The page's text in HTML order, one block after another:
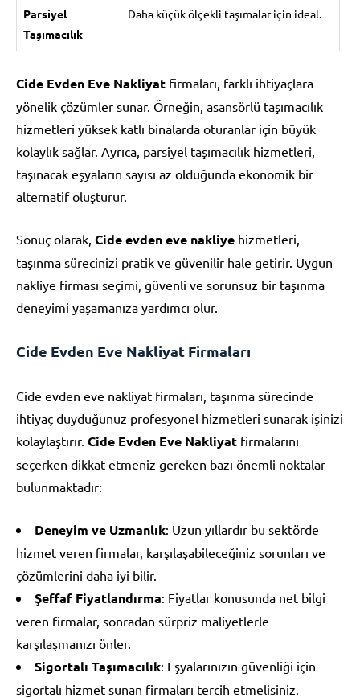
Parsiyel
Taşımacılık
Daha küçük ölçekli taşımalar için ideal.
Cide Evden Eve Nakliyat firmaları, farklı ihtiyaçlara
yönelik çözümler sunar. Örneğin, asansörlü taşımacılık
hizmetleri yüksek katlı binalarda oturanlar için büyük
kolaylık sağlar. Ayrıca, parsiyel taşımacılık hizmetleri,
taşınacak eşyaların sayısı az olduğunda ekonomik bir
alternatif oluşturur.
Sonuç olarak, Cide evden eve nakliye hizmetleri,
taşınma sürecinizi pratik ve güvenilir hale getirir. Uygun
nakliye firması seçimi, güvenli ve sorunsuz bir taşınma
deneyimi yaşamanıza yardımcı olur.
Cide Evden Eve Nakliyat Firmaları
Cide evden eve nakliyat firmaları, taşınma sürecinde
ihtiyaç duyduğunuz profesyonel hizmetleri sunarak işinizi
kolaylaştırır. Cide Evden Eve Nakliyat firmalarını
seçerken dikkat etmeniz gereken bazı önemli noktalar
bulunmaktadır:
Deneyim ve Uzmanlık: Uzun yıllardır bu sektörde
hizmet veren firmalar, karşılaşabileceğiniz sorunları ve
çözümlerini daha iyi bilir.
Şeffaf Fiyatlandırma: Fiyatlar konusunda net bilgi
veren firmalar, sonradan sürpriz maliyetlerle
karşılaşmanızı önler.
Sigortalı Taşımacılık: Eşyalarınızın güvenliği için
sigortalı hizmet sunan firmaları tercih etmelisiniz.